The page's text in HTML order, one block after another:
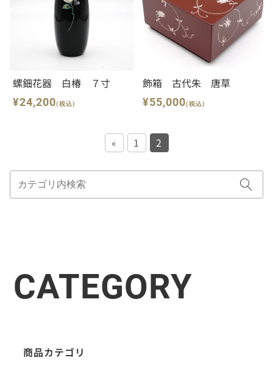
螺鈿花器 白椿 ７寸
¥24,200(税込)
飾箱 古代朱 唐草
¥55,000(税込)
« 1 2
CATEGORY
商品カテゴリ